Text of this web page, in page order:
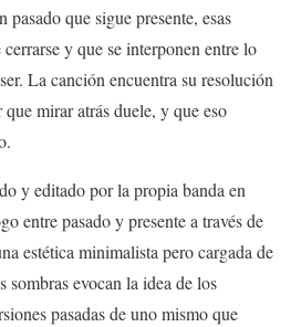
que sigue presente, esas
y que se interponen entre lo
La canción encuentra su resolución
mirar atrás duele, y que eso
y editado por la propia banda en
entre pasado y presente a través de
estética minimalista pero cargada de
evocan la idea de los
pasadas de uno mismo que